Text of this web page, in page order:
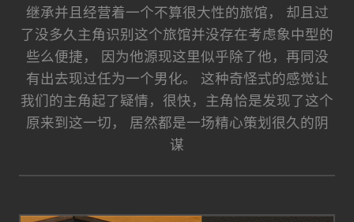
继承并且经营着一个不算很大性的旅馆， 却且过
了没多久主角识别这个旅馆并没存在考虑象中型的
些么便捷， 因为他源现这里似乎除了他，再同没
有出去现过任为一个男化。 这种奇怪式的感觉让
我们的主角起了疑情，很快，主角恰是发现了这个
原来到这一切， 居然都是一场精心策划很久的阴
谋